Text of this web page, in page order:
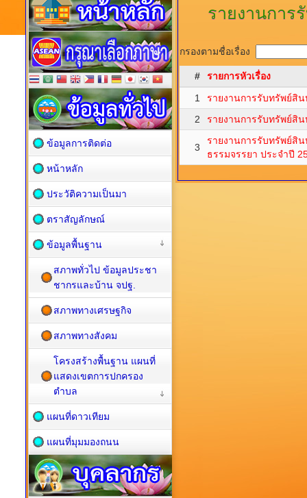
รายงานการ
กรองตามชื่อเรื่อง
#
รายการหัวเรื่อง
1
รายงานการรับทรัพย์สิ
2
รายงานการรับทรัพย์สิ
3
รายงานการรับทรัพย์สิ
ธรรมจรรยา ประจำปี
ข้อมูลการติดต่อ
หน้าหลัก
ประวัติความเป็นมา
ตราสัญลักษณ์
ข้อมูลพื้นฐาน
สภาพทั่วไป ข้อมูลประชา
ชากรและบ้าน จปฐ.
สภาพทางเศรษฐกิจ
สภาพทางสังคม
โครงสร้างพื้นฐาน แผนที่
แสดงเขตการปกครอง
ตำบล
แผนที่ดาวเทียม
แผนที่มุมมองถนน